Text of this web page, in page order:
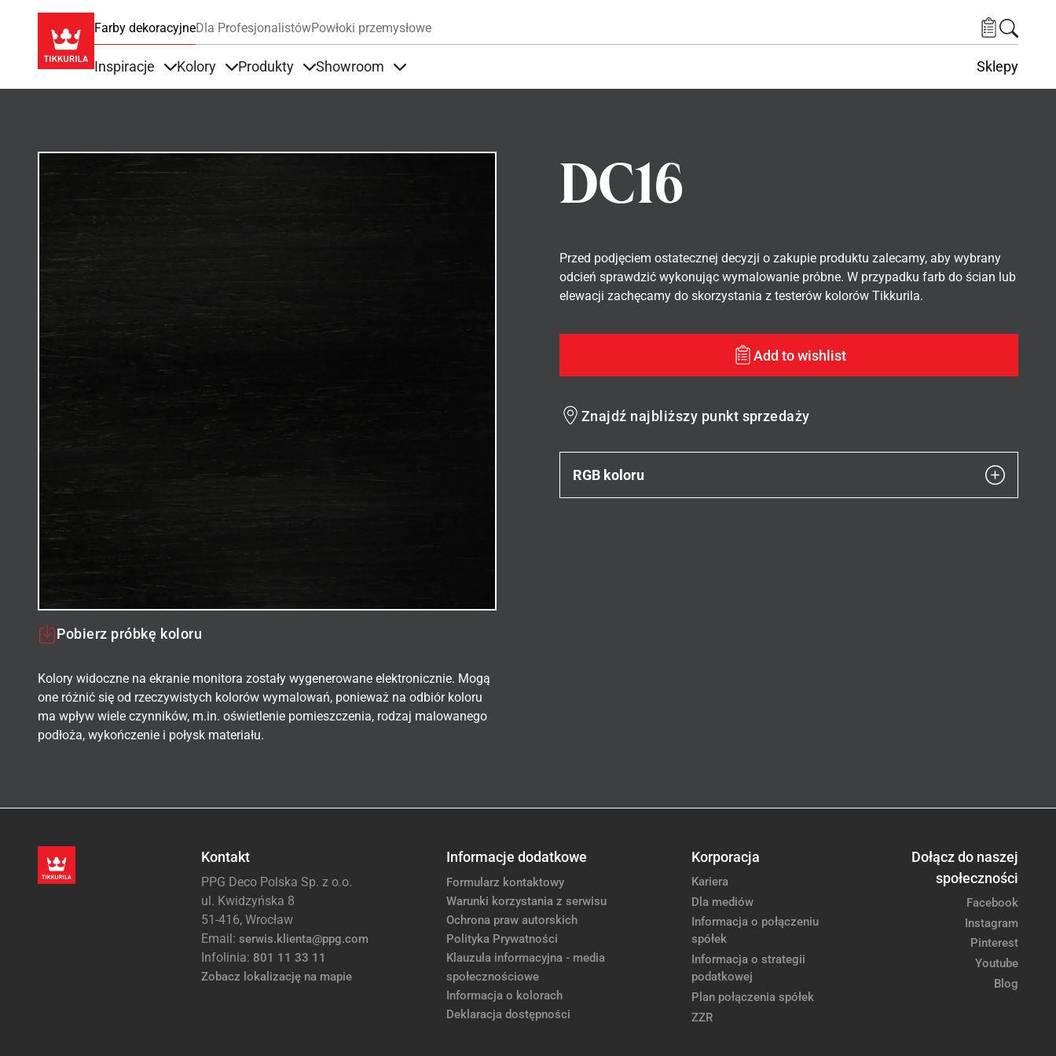
Farby dekoracyjneDla ProfesjonalistówPowłoki przemysłowe
Inspiracje Kolory Produkty Showroom Sklepy
DC16
Pobierz próbkę koloru
Kolory widoczne na ekranie monitora zostały wygenerowane elektronicznie. Mogą
one różnić się od rzeczywistych kolorów wymalowań, ponieważ na odbiór koloru
ma wpływ wiele czynników, m.in. oświetlenie pomieszczenia, rodzaj malowanego
podłoża, wykończenie i połysk materiału.
Przed podjęciem ostatecznej decyzji o zakupie produktu zalecamy, aby wybrany
odcień sprawdzić wykonując wymalowanie próbne. W przypadku farb do ścian lub
elewacji zachęcamy do skorzystania z testerów kolorów Tikkurila.
Add to wishlist
Znajdź najbliższy punkt sprzedaży
RGB koloru
Kontakt
PPG Deco Polska Sp. z o.o.
ul. Kwidzyńska 8
51-416, Wrocław
Email: serwis.klienta@ppg.com
Infolinia: 801 11 33 11
Zobacz lokalizację na mapie
Informacje dodatkowe
Formularz kontaktowy
Warunki korzystania z serwisu
Ochrona praw autorskich
Polityka Prywatności
Klauzula informacyjna - media
społecznościowe
Informacja o kolorach
Deklaracja dostępności
Korporacja
Kariera
Dla mediów
Informacja o połączeniu
spółek
Informacja o strategii
podatkowej
Plan połączenia spółek
ZZR
Dołącz do naszej
społeczności
Facebook
Instagram
Pinterest
Youtube
Blog